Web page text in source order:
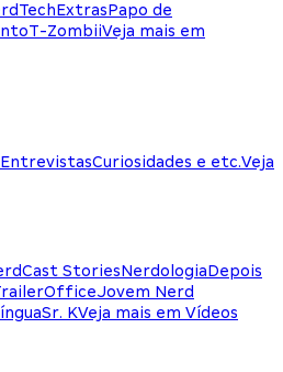
ExtrasPapo de
T-ZombiiVeja mais em
EntrevistasCuriosidades e etc.Veja
StoriesNerdologiaDepois
Jovem Nerd
Sr. KVeja mais em Vídeos